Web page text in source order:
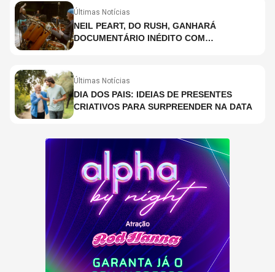
Últimas Notícias
NEIL PEART, DO RUSH, GANHARÁ
DOCUMENTÁRIO INÉDITO COM
Últimas Notícias
DIA DOS PAIS: IDEIAS DE PRESENTES
CRIATIVOS PARA SURPREENDER NA DATA